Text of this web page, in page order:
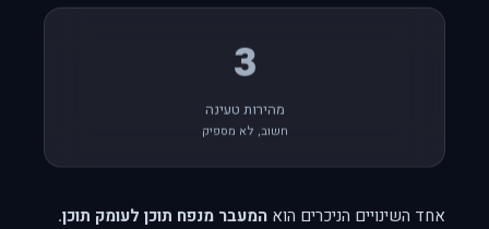
3
מהירות טעינה
חשוב, לא מספיק
אחד השינויים הניכרים הוא המעבר מנפח תוכן לעומק תוכן.